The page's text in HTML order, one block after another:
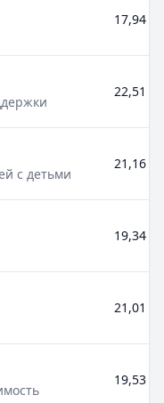
17,94
22,51 %
с детьми
21,16 %
19,34
21,01 %
19,53